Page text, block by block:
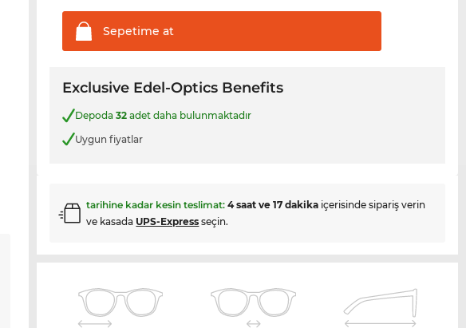
Sepetime at
Exclusive Edel-Optics Benefits
Depoda32 adet daha bulunmaktadır
Uygun fiyatlar
tarihine kadar kesin teslimat: 4 saat ve 17 dakika içerisinde sipariş verin
ve kasada UPS-Express seçin.